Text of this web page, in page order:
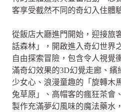
客享受截然不同的奇幻入住體
從飯店大廳進門開始，迎接旅
話森林」，開啟進入奇幻世界
自由探索冒險，包含令人視覺
滿奇幻效果的3D幻覺走廊、繽
少女心、浪漫童趣的「旋轉木
兔草原」、高帽客的瘋狂茶會
製作充滿夢幻風味的魔法藥水